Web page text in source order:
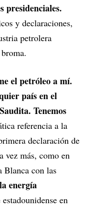
presidenciales.
y declaraciones,
petrolera
el petróleo a mí.
país en el
Tenemos
referencia a la
declaración de
vez más, como en
Blanca con las
energía
en